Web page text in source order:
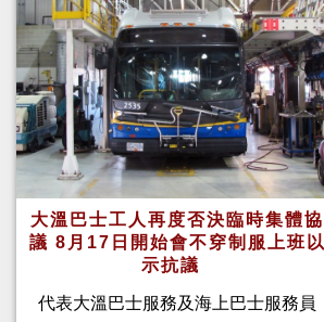
大溫巴士工人再度否決臨時集體協
議 8月17日開始會不穿制服上班以
示抗議
代表大溫巴士服務及海上巴士服務員